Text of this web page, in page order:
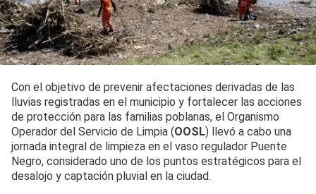
Con el objetivo de prevenir afectaciones derivadas de las
lluvias registradas en el municipio y fortalecer las acciones
de protección para las familias poblanas, el Organismo
Operador del Servicio de Limpia (OOSL) llevó a cabo una
jornada integral de limpieza en el vaso regulador Puente
Negro, considerado uno de los puntos estratégicos para el
desalojo y captación pluvial en la ciudad.